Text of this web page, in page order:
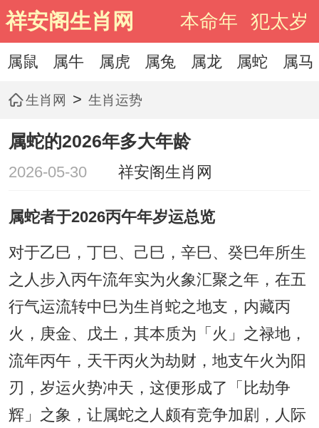
祥安阁生肖网 本命年 犯太岁
属鼠 属牛 属虎 属兔 属龙 属蛇 属马
生肖网 > 生肖运势
属蛇的2026年多大年龄
2026-05-30 祥安阁生肖网
属蛇者于2026丙午年岁运总览
对于乙巳，丁巳、己巳，辛巳、癸巳年所生
之人步入丙午流年实为火象汇聚之年，在五
行气运流转中巳为生肖蛇之地支，内藏丙
火，庚金、戊土，其本质为「火」之禄地，
流年丙午，天干丙火为劫财，地支午火为阳
刃，岁运火势冲天，这便形成了「比劫争
辉」之象，让属蛇之人颇有竞争加剧，人际